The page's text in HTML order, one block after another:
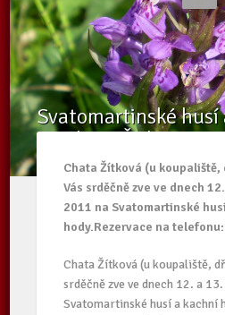
Svatomartinské husí
na Chatě Žítková
/ Aktuality /
Svatomartinské
ŽítkováChata Žítková (u koupaliště,
Vás srděčně zve ve dnech
2011 na Svatomartinské
hody.Rezervace na
Chata Žítková (u koupaliště,
srděčně zve ve dnech 12. a
Svatomartinské husí a kachní